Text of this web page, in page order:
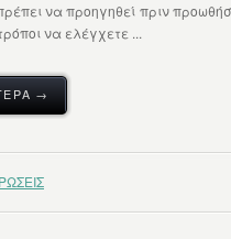
να προηγηθεί πριν
να ελέγχετε ...
→